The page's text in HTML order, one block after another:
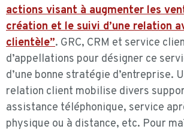
actions visant à augmenter les
création et le suivi d’une relation
clientèle”. GRC, CRM et service
d’appellations pour désigner ce
d’une bonne stratégie d’entreprise.
relation client mobilise divers
assistance téléphonique, service
physique ou à distance, etc. Pour